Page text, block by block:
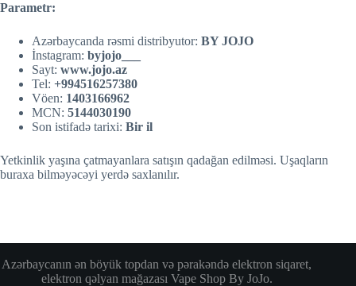
Parametr:
Azərbaycanda rəsmi distribyutor: BY JOJO
İnstagram: byjojo___
Sayt: www.jojo.az
Tel: +994516257380
Vöen: 1403166962
MCN: 5144030190
Son istifadə tarixi: Bir il
Yetkinlik yaşına çatmayanlara satışın qadağan edilməsi. Uşaqların
buraxa bilməyəcəyi yerdə saxlanılır.
Azərbaycanın ən böyük topdan və pərakəndə elektron siqaret,
elektron qəlyan mağazası Vape Shop By JoJo.